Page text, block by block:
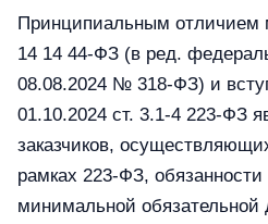
Принципиальным отличием
14 14 44-ФЗ (в ред.
08.08.2024 № 318-ФЗ) и
01.10.2024 ст. 3.1-4 223-ФЗ
заказчиков,
рамках 223-ФЗ,
минимальной обязательной